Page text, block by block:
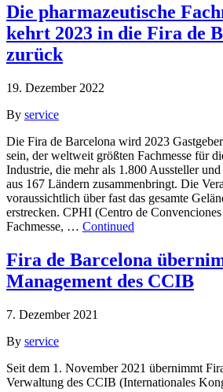
Die pharmazeutische
kehrt 2023 in die Fira de
zurück
19. Dezember 2022
By service
Die Fira de Barcelona wird 2023
sein, der weltweit größten Fachmesse für
Industrie, die mehr als 1.800 Aussteller
aus 167 Ländern zusammenbringt. Die
voraussichtlich über fast das gesamte
erstrecken. CPHI (Centro de
Fachmesse, … Continued
Fira de Barcelona
Management des CCIB
7. Dezember 2021
By service
Seit dem 1. November 2021 übernimmt
Verwaltung des CCIB (Internationales